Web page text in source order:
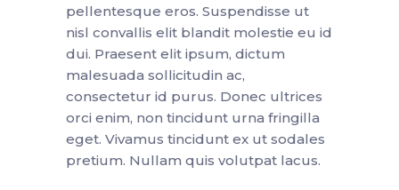
pellentesque eros. Suspendisse ut
nisl convallis elit blandit molestie eu id
dui. Praesent elit ipsum, dictum
malesuada sollicitudin ac,
consectetur id purus. Donec ultrices
orci enim, non tincidunt urna fringilla
eget. Vivamus tincidunt ex ut sodales
pretium. Nullam quis volutpat lacus.